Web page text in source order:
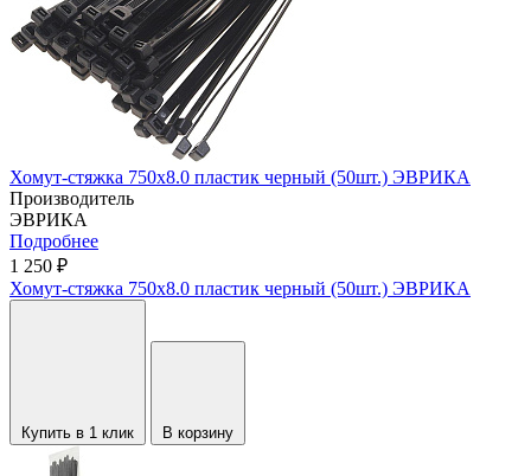
Хомут-стяжка 750х8.0 пластик черный (50шт.) ЭВРИКА
Производитель
ЭВРИКА
Подробнее
1 250 ₽
Хомут-стяжка 750х8.0 пластик черный (50шт.) ЭВРИКА
Купить в 1 клик В корзину